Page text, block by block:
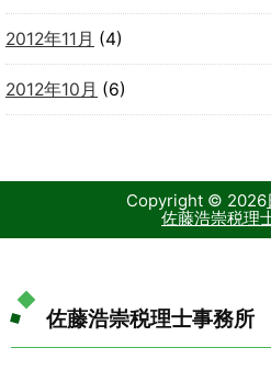
2012年11月 (4)
2012年10月 (6)
Copyright © 2026
佐藤浩崇税理
佐藤浩崇税理士事務所